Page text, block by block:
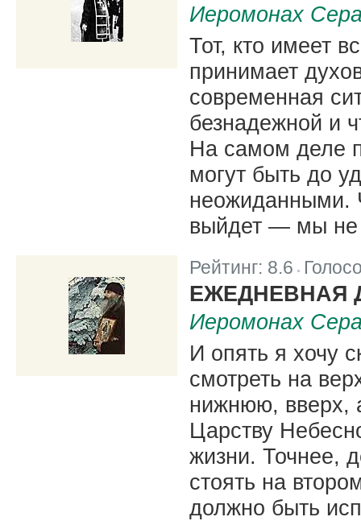
Иеромонах
Тот, кто имеет
принимает
современная
безнадежной и
На самом деле
могут быть до
неожиданными.
выйдет — мы не
Рейтинг: 8.6 |
ЕЖЕДНЕВНАЯ
Иеромонах
И опять я хочу
смотреть на
нижнюю, вверх,
Царству
жизни. Точнее,
стоять на
должно быть